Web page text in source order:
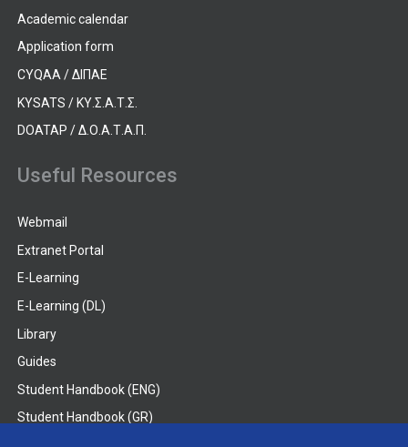
Academic calendar
Application form
CYQAA / ΔΙΠΑΕ
KYSATS / ΚΥ.Σ.Α.Τ.Σ.
DOATAP / Δ.Ο.Α.Τ.Α.Π.
Useful Resources
Webmail
Extranet Portal
E-Learning
E-Learning (DL)
Library
Guides
Student Handbook (ENG)
Student Handbook (GR)